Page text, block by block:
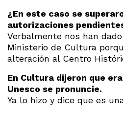
¿En este caso se
autorizaciones
Verbalmente nos han
Ministerio de Cultura
alteración al Centro
En Cultura dijeron que
Unesco se pronuncie.
Ya lo hizo y dice que es